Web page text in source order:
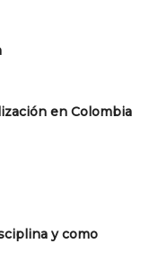
en Colombia
y como